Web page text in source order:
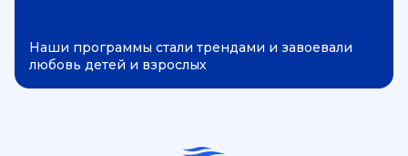
Наши программы стали трендами и завоевали
любовь детей и взрослых